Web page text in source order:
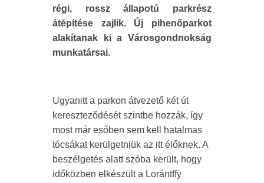
régi, rossz állapotú parkrész
átépítése zajlik. Új pihenőparkot
alakítanak ki a Városgondnokság
munkatársai.
Ugyanitt a parkon átvezető két út
kereszteződését szintbe hozzák, így
most már esőben sem kell hatalmas
tócsákat kerülgetniük az itt élőknek. A
beszélgetés alatt szóba került, hogy
időközben elkészült a Lorántffy